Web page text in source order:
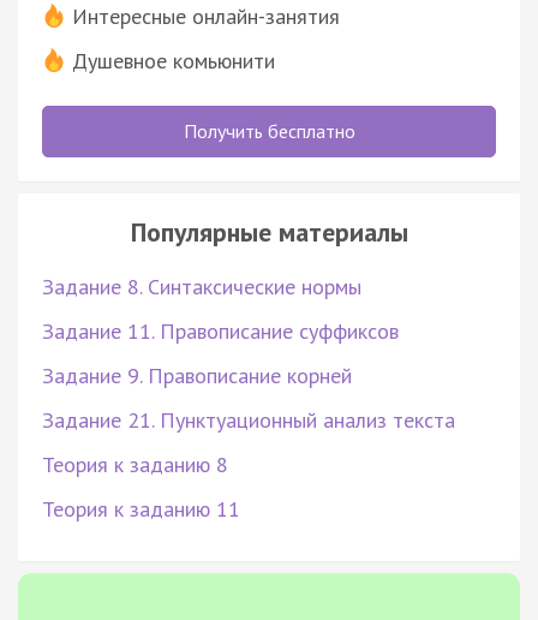
Интересные онлайн-занятия
Душевное комьюнити
Получить бесплатно
Популярные материалы
Задание 8. Синтаксические нормы
Задание 11. Правописание суффиксов
Задание 9. Правописание корней
Задание 21. Пунктуационный анализ текста
Теория к заданию 8
Теория к заданию 11